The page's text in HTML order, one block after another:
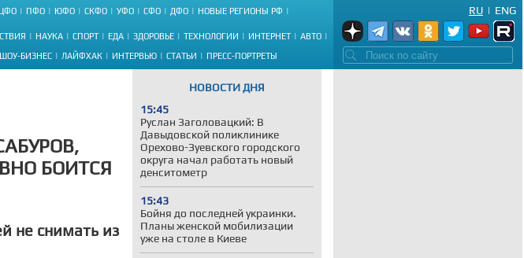
ЦФО ПФО ЮФО СКФО УФО СФО ДФО НОВЫЕ РЕГИОНЫ РФ
НАУКА СПОРТ ЕДА ЗДОРОВЬЕ ТЕХНОЛОГИИ ИНТЕРНЕТ АВТО
ШОУ-БИЗНЕС ЛАЙФХАК ИНТЕРВЬЮ СТАТЬИ ПРЕСС-ПОРТРЕТЫ
ENG
|
RU
НОВОСТИ ДНЯ
15:45
Руслан Заголовацкий: В
Давыдовской поликлинике
Орехово-Зуевского городского
округа начал работать новый
денситометр
15:43
Бойня до последней украинки.
Планы женской мобилизации
уже на столе в Киеве
БОИТСЯ
не снимать из